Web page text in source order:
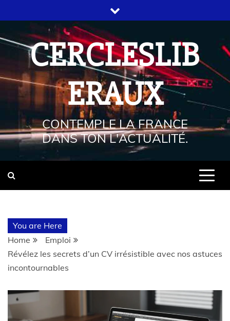
CERCLESLIB
ERAUX
CONTEMPLE LA FRANCE
DANS TON L'ACTUALITÉ.
You are Here
Home
Emploi
Révélez les secrets d’un CV irrésistible avec nos astuces
incontournables